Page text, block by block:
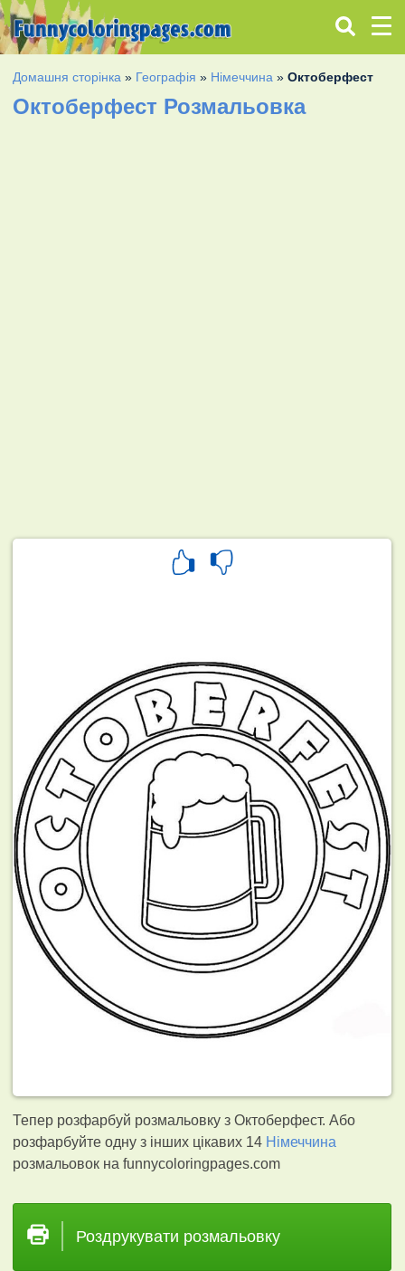
Домашня сторінка » Географія » Німеччина »Октоберфест
Октоберфест Розмальовка
Тепер розфарбуй розмальовку з Октоберфест. Або
розфарбуйте одну з інших цікавих 14 Німеччина
розмальовок на funnycoloringpages.com
Роздрукувати розмальовку